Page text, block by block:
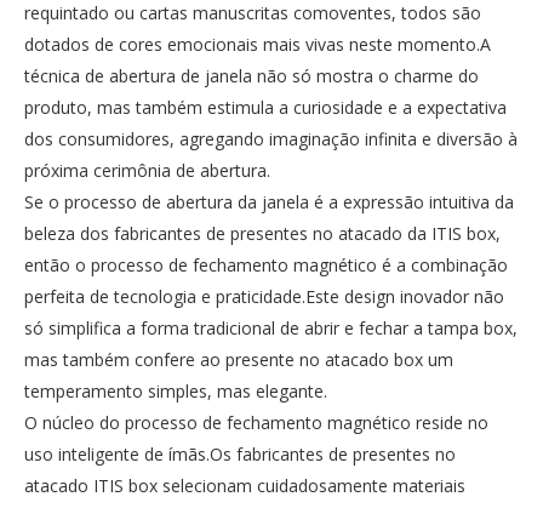
requintado ou cartas manuscritas comoventes, todos são
dotados de cores emocionais mais vivas neste momento.A
técnica de abertura de janela não só mostra o charme do
produto, mas também estimula a curiosidade e a expectativa
dos consumidores, agregando imaginação infinita e diversão à
próxima cerimônia de abertura.
Se o processo de abertura da janela é a expressão intuitiva da
beleza dos fabricantes de presentes no atacado da ITIS box,
então o processo de fechamento magnético é a combinação
perfeita de tecnologia e praticidade.Este design inovador não
só simplifica a forma tradicional de abrir e fechar a tampa box,
mas também confere ao presente no atacado box um
temperamento simples, mas elegante.
O núcleo do processo de fechamento magnético reside no
uso inteligente de ímãs.Os fabricantes de presentes no
atacado ITIS box selecionam cuidadosamente materiais